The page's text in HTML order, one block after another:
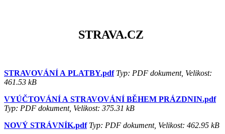
STRAVA.CZ
STRAVOVÁNÍ A PLATBY.pdfTyp: PDF dokument, Velikost:
461.53 kB
VYÚČTOVÁNÍ A STRAVOVÁNÍ BĚHEM PRÁZDNIN.pdf
Typ: PDF dokument, Velikost: 375.31 kB
NOVÝ STRÁVNÍK.pdfTyp: PDF dokument, Velikost: 462.95 kB